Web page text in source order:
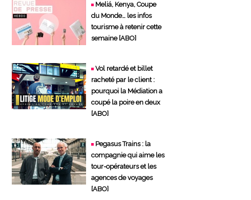
Meliá, Kenya, Coupe
du Monde… les infos
tourisme à retenir cette
semaine [ABO]
Vol retardé et billet
racheté par le client :
pourquoi la Médiation a
coupé la poire en deux
[ABO]
Pegasus Trains : la
compagnie qui aime les
tour-opérateurs et les
agences de voyages
[ABO]